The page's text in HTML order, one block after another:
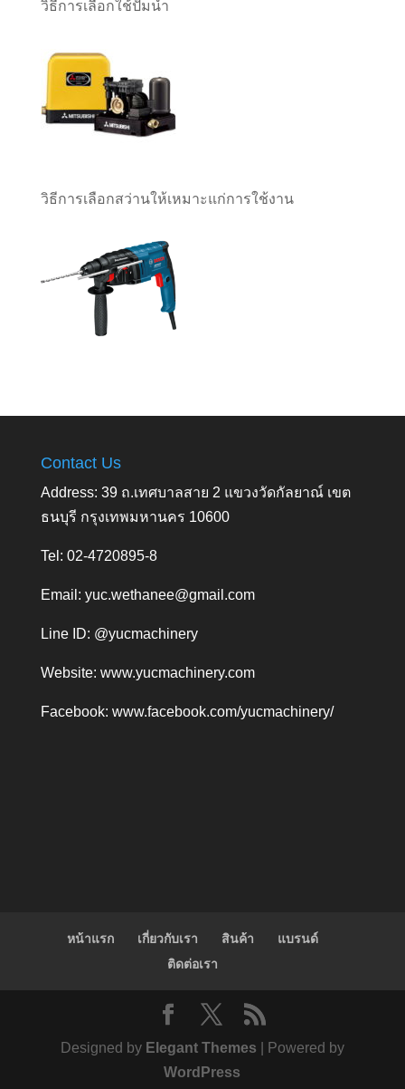
วิธีการเลือกใช้ปั๊มน้ำ
วิธีการเลือกสว่านให้เหมาะแก่การใช้งาน
Contact Us
Address: 39 ถ.เทศบาลสาย 2 แขวงวัดกัลยาณ์ เขต
ธนบุรี กรุงเทพมหานคร 10600
Tel: 02-4720895-8
Email: yuc.wethanee@gmail.com
Line ID: @yucmachinery
Website: www.yucmachinery.com
Facebook: www.facebook.com/yucmachinery/
หน้าแรก เกี่ยวกับเรา สินค้า
แบรนด์
ติดต่อเรา
Designed by Elegant Themes | Powered by
WordPress